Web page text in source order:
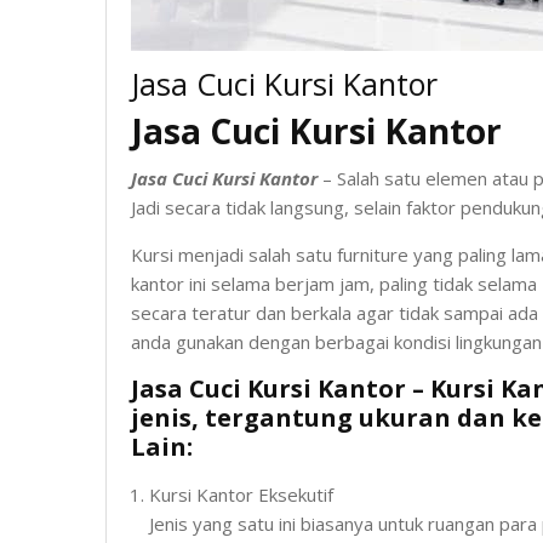
Jasa Cuci Kursi Kantor
Jasa Cuci Kursi Kantor
Jasa Cuci Kursi Kantor – Salah satu elemen atau
Jadi secara tidak langsung, selain faktor
Kursi menjadi salah satu furniture yang paling
kantor ini selama berjam jam, paling tidak selama
secara teratur dan berkala agar tidak sampai
anda gunakan dengan berbagai kondisi
Jasa Cuci Kursi Kantor – Kursi
jenis, tergantung ukuran dan
Lain:
Kursi Kantor Eksekutif
Jenis yang satu ini biasanya untuk ruangan